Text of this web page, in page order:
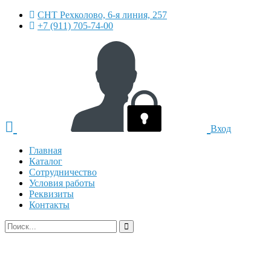
СНТ Рехколово, 6-я линия, 257
+7 (911) 705-74-00
Вход
Главная
Каталог
Сотрудничество
Условия работы
Реквизиты
Контакты